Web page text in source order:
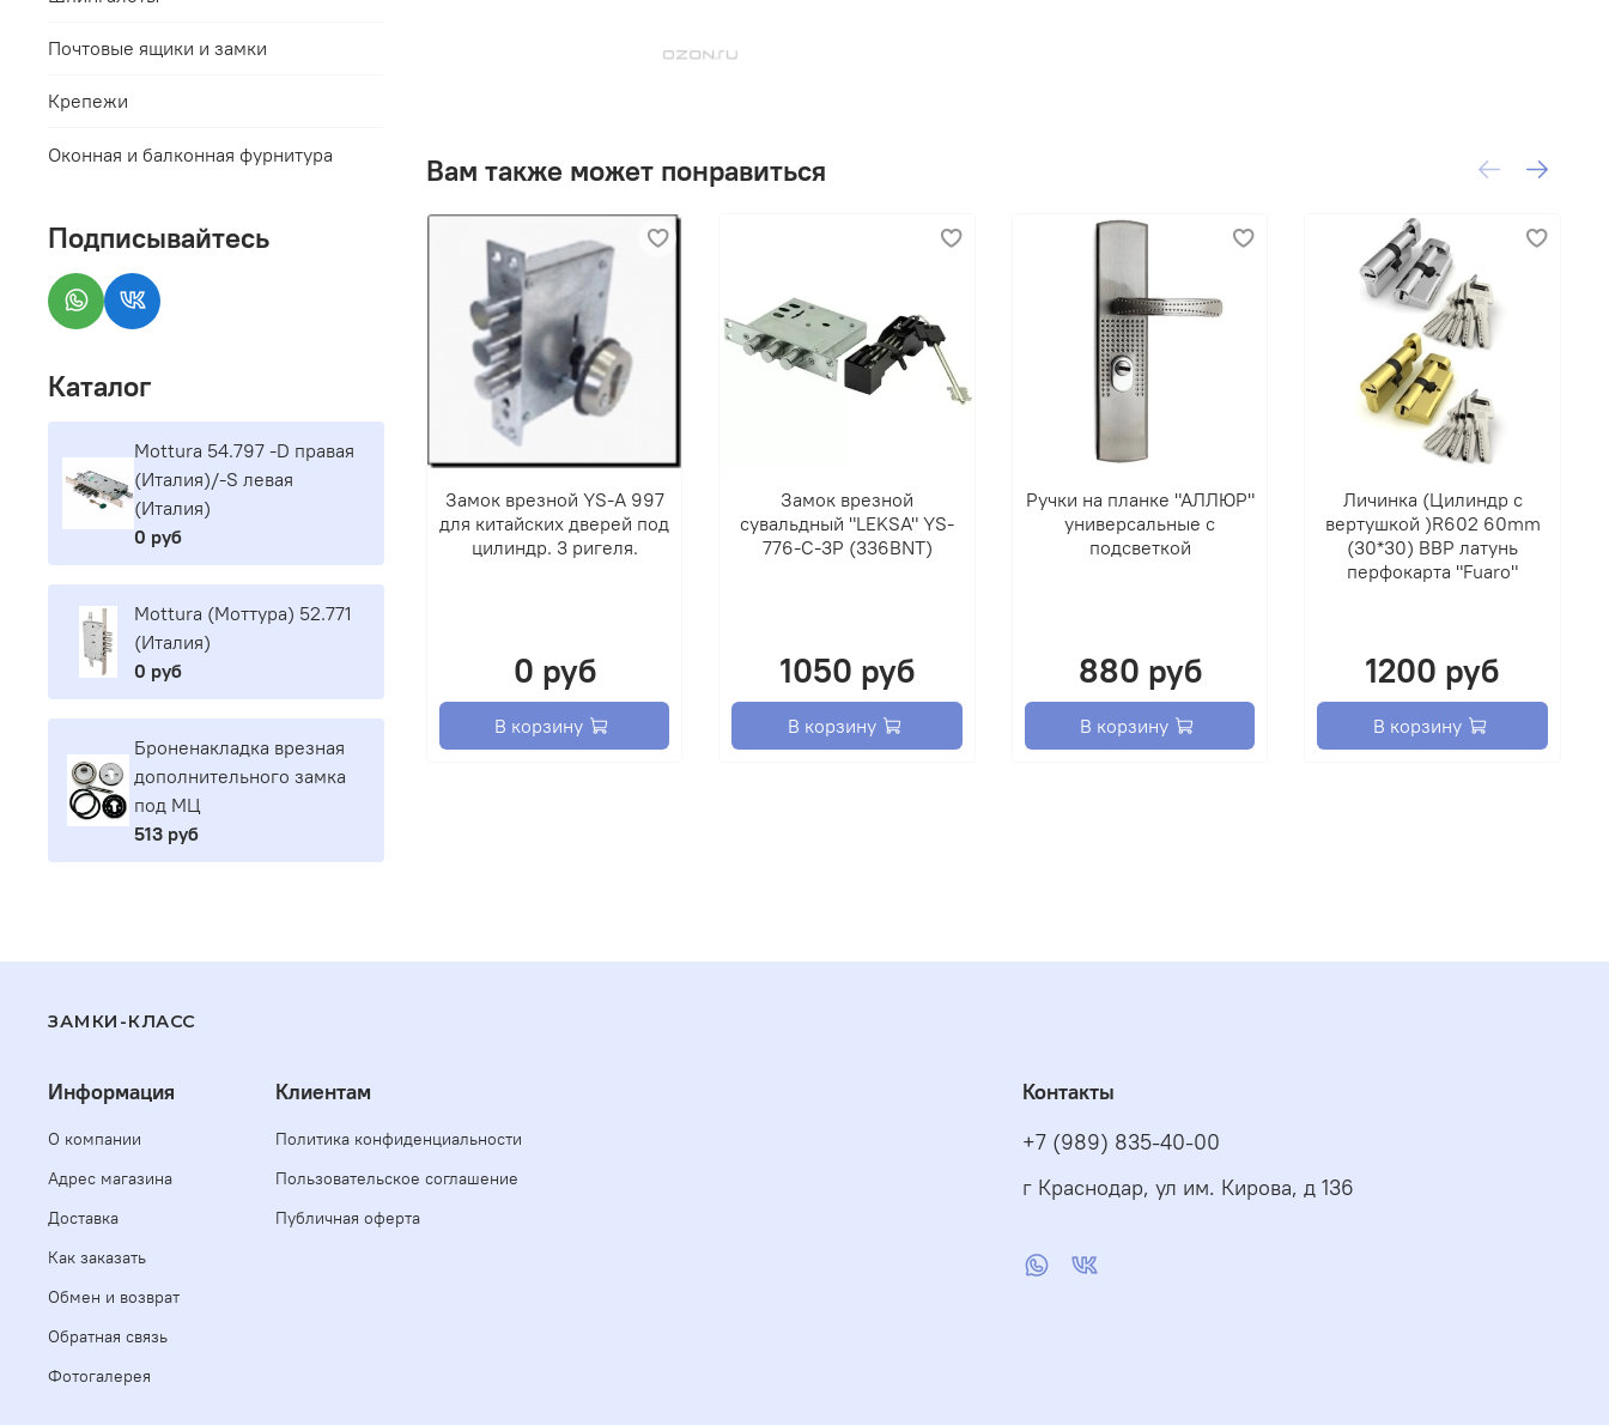
Вам также может понравиться
Замок врезной YS-А 997
для китайских дверей под
цилиндр. 3 ригеля.
0 руб
В корзину
Замок врезной
сувальдный "LEKSA" YS-
776-С-3Р (336BNT)
1050 руб
В корзину
Ручки на планке "АЛЛЮР"
универсальные с
подсветкой
880 руб
В корзину
Личинка (Цилиндр с
вертушкой )R602 60mm
(30*30) ВВР латунь
перфокарта "Fuaro"
1200 руб
В корзину
Почтовые ящики и замки
Крепежи
Оконная и балконная фурнитура
Подписывайтесь
Каталог
Mottura 54.797 -D правая
(Италия)/-S левая
(Италия)
0 руб
Mottura (Моттура) 52.771
(Италия)
0 руб
Броненакладка врезная
дополнительного замка
под МЦ
513 руб
ЗАМКИ-КЛАСС
Информация
О компании
Адрес магазина
Доставка
Как заказать
Обмен и возврат
Обратная связь
Фотогалерея
Клиентам
Политика конфиденциальности
Пользовательское соглашение
Публичная оферта
Контакты
+7 (989) 835-40-00
г Краснодар, ул им. Кирова, д 136